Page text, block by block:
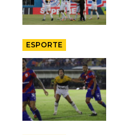
ESPORTE